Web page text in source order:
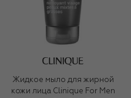
Жидкое мыло для жирной
кожи лица Clinique For Men